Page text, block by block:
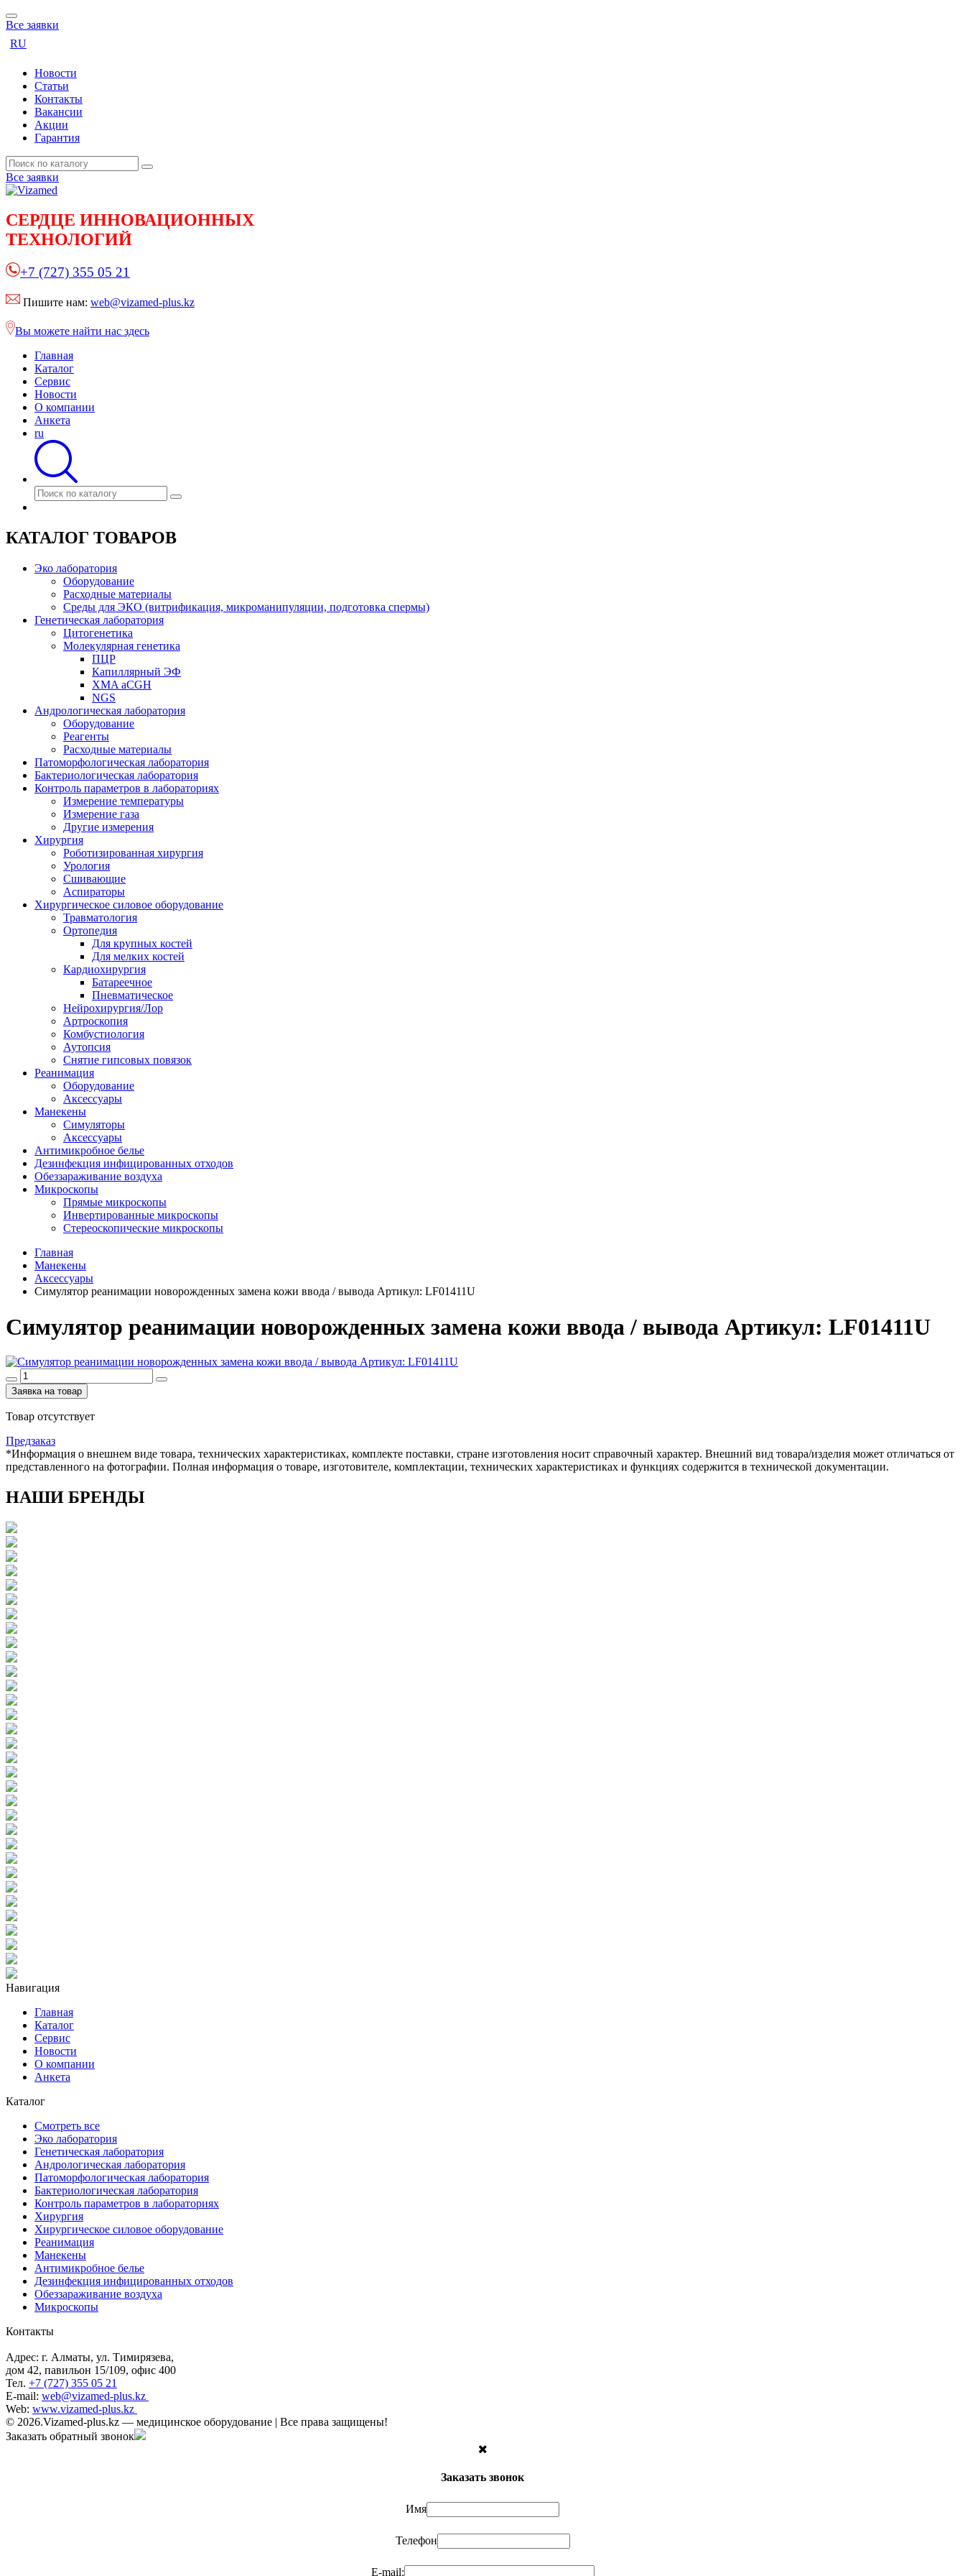
Все заявки
RU
Новости
Статьи
Контакты
Вакансии
Акции
Гарантия
Все заявки
СЕРДЦЕ ИННОВАЦИОННЫХ
ТЕХНОЛОГИЙ
+7 (727) 355 05 21
Пишите нам: web@vizamed-plus.kz
Вы можете найти нас здесь
Главная
Каталог
Сервис
Новости
О компании
Анкета
ru
КАТАЛОГ ТОВАРОВ
Эко лаборатория
Оборудование
Расходные материалы
Среды для ЭКО (витрификация, микроманипуляции, подготовка спермы)
Генетическая лаборатория
Цитогенетика
Молекулярная генетика
ПЦР
Капиллярный ЭФ
XMA aCGH
NGS
Андрологическая лаборатория
Оборудование
Реагенты
Расходные материалы
Патоморфологическая лаборатория
Бактериологическая лаборатория
Контроль параметров в лабораториях
Измерение температуры
Измерение газа
Другие измерения
Хирургия
Роботизированная хирургия
Урология
Сшивающие
Аспираторы
Хирургическое силовое оборудование
Травматология
Ортопедия
Для крупных костей
Для мелких костей
Кардиохирургия
Батареечное
Пневматическое
Нейрохирургия/Лор
Артроскопия
Комбустиология
Аутопсия
Снятие гипсовых повязок
Реанимация
Оборудование
Аксессуары
Манекены
Симуляторы
Аксессуары
Антимикробное белье
Дезинфекция инфицированных отходов
Обеззараживание воздуха
Микроскопы
Прямые микроскопы
Инвертированные микроскопы
Стереоскопические микроскопы
Главная
Манекены
Аксессуары
Симулятор реанимации новорожденных замена кожи ввода / вывода Артикул: LF01411U
Симулятор реанимации новорожденных замена кожи ввода / вывода Артикул: LF01411U
Заявка на товар
Товар отсутствует
Предзаказ
*Информация о внешнем виде товара, технических характеристиках, комплекте поставки, стране изготовления носит справочный характер. Внешний вид товара/изделия может отличаться от
представленного на фотографии. Полная информация о товаре, изготовителе, комплектации, технических характеристиках и функциях содержится в технической документации.
НАШИ БРЕНДЫ
Навигация
Главная
Каталог
Сервис
Новости
О компании
Анкета
Каталог
Смотреть все
Эко лаборатория
Генетическая лаборатория
Андрологическая лаборатория
Патоморфологическая лаборатория
Бактериологическая лаборатория
Контроль параметров в лабораториях
Хирургия
Хирургическое силовое оборудование
Реанимация
Манекены
Антимикробное белье
Дезинфекция инфицированных отходов
Обеззараживание воздуха
Микроскопы
Контакты
Адрес: г. Алматы, ул. Тимирязева,
дом 42, павильон 15/109, офис 400
Тел. +7 (727) 355 05 21
E-mail: web@vizamed-plus.kz
Web: www.vizamed-plus.kz
© 2026.Vizamed-plus.kz — медицинское оборудование | Все права защищены!
Заказать обратный звонок
Заказать звонок
Имя
Телефон
E-mail: